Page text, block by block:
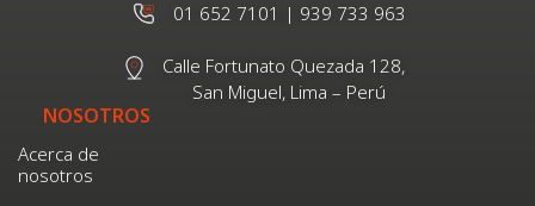
01 652 7101 | 939 733 963
Calle Fortunato Quezada 128,
San Miguel, Lima – Perú
NOSOTROS
Acerca de
nosotros